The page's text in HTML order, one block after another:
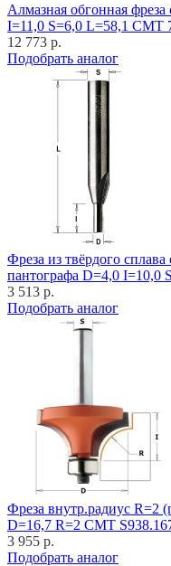
Алмазная обгонная
I=11,0 S=6,0 L=58,1 CMT
12 773 р.
Подобрать аналог
Фреза из твёрдого
пантографа D=4,0 I=10,0
3 513 р.
Подобрать аналог
Фреза внутр.радиус R=2
D=16,7 R=2 CMT
3 955 р.
Подобрать аналог